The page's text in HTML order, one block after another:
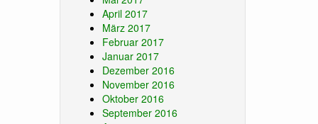
April 2017
März 2017
Februar 2017
Januar 2017
Dezember 2016
November 2016
Oktober 2016
September 2016